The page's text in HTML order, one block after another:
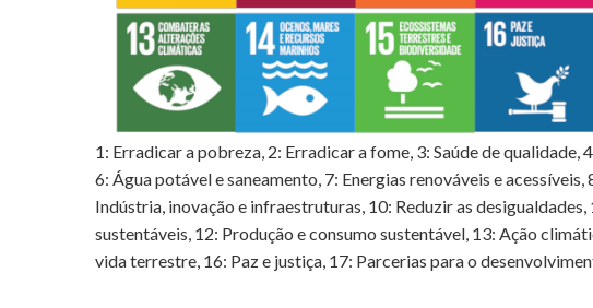
1: Erradicar a pobreza, 2: Erradicar a fome, 3: Saúde de qualidade,
6: Água potável e saneamento, 7: Energias renováveis e
Indústria, inovação e infraestruturas, 10: Reduzir as desigualdades,
sustentáveis, 12: Produção e consumo sustentável, 13: Ação
vida terrestre, 16: Paz e justiça, 17: Parcerias para o